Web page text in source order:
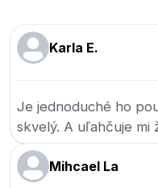
Karla E.
Je jednoduché ho
skvelý. A uľahčuje mi
Mihcael La